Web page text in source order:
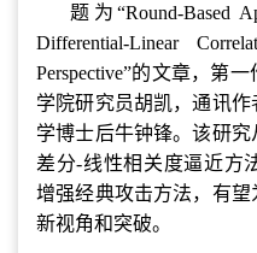
题为“Round-Based
Differential-Linear
Perspective”的文章，第
学院研究员胡凯，通讯
学博士后牛钟锋。该研
差分-线性相关度逼近方
增强经典攻击方法，有
新视角和突破。